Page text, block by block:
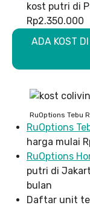
kost putri di
Rp2.350.000
ADA KOST
RuOptions Tebu
RuOptions
harga mulai
RuOptions
putri di
bulan
Daftar unit